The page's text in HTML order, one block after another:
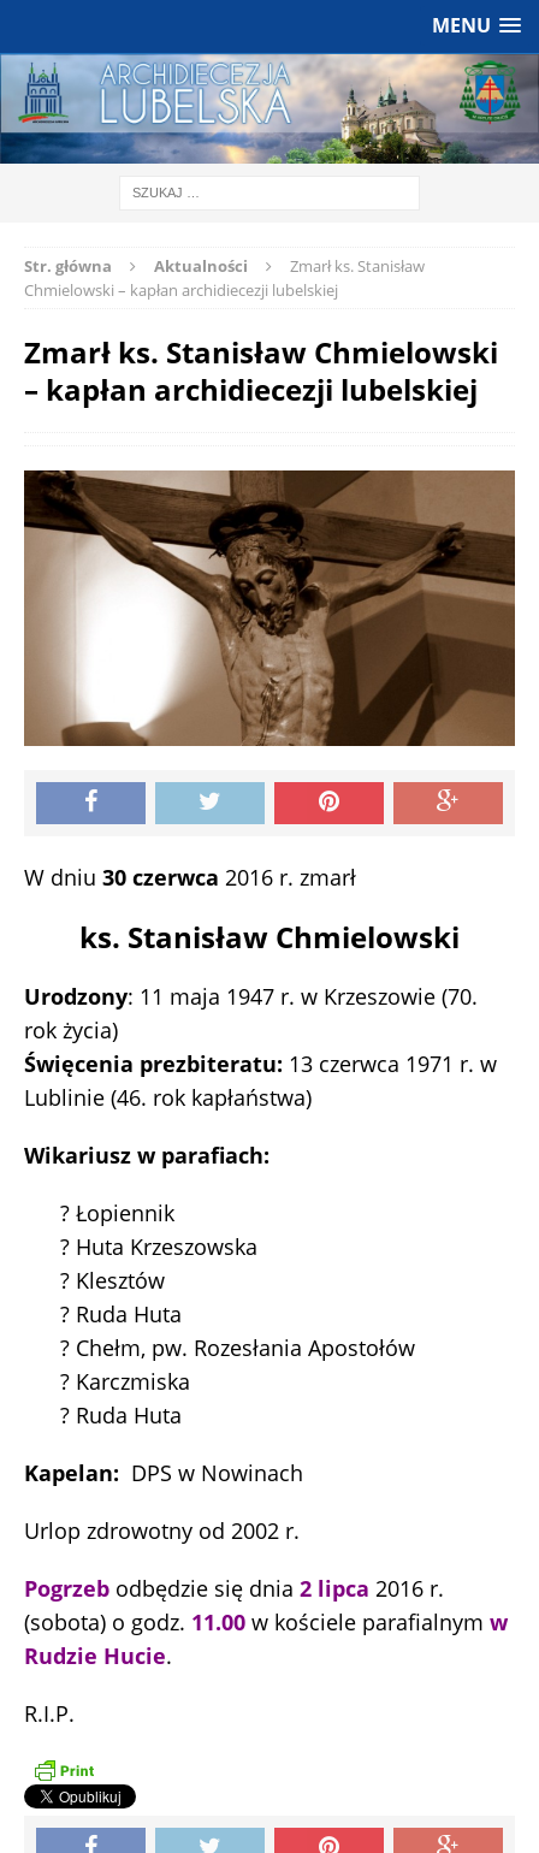
MENU
Str. główna Aktualności
Zmarł ks. Stanisław
Chmielowski – kapłan archidiecezji lubelskiej
Zmarł ks. Stanisław Chmielowski
– kapłan archidiecezji lubelskiej
W dniu 30 czerwca 2016 r. zmarł
ks. Stanisław Chmielowski
Urodzony: 11 maja 1947 r. w Krzeszowie (70.
rok życia)
Święcenia prezbiteratu: 13 czerwca 1971 r. w
Lublinie (46. rok kapłaństwa)
Wikariusz w parafiach:
? Łopiennik
? Huta Krzeszowska
? Klesztów
? Ruda Huta
? Chełm, pw. Rozesłania Apostołów
? Karczmiska
? Ruda Huta
Kapelan: DPS w Nowinach
Urlop zdrowotny od 2002 r.
Pogrzeb odbędzie się dnia 2 lipca 2016 r.
(sobota) o godz. 11.00 w kościele parafialnym w
Rudzie Hucie.
R.I.P.